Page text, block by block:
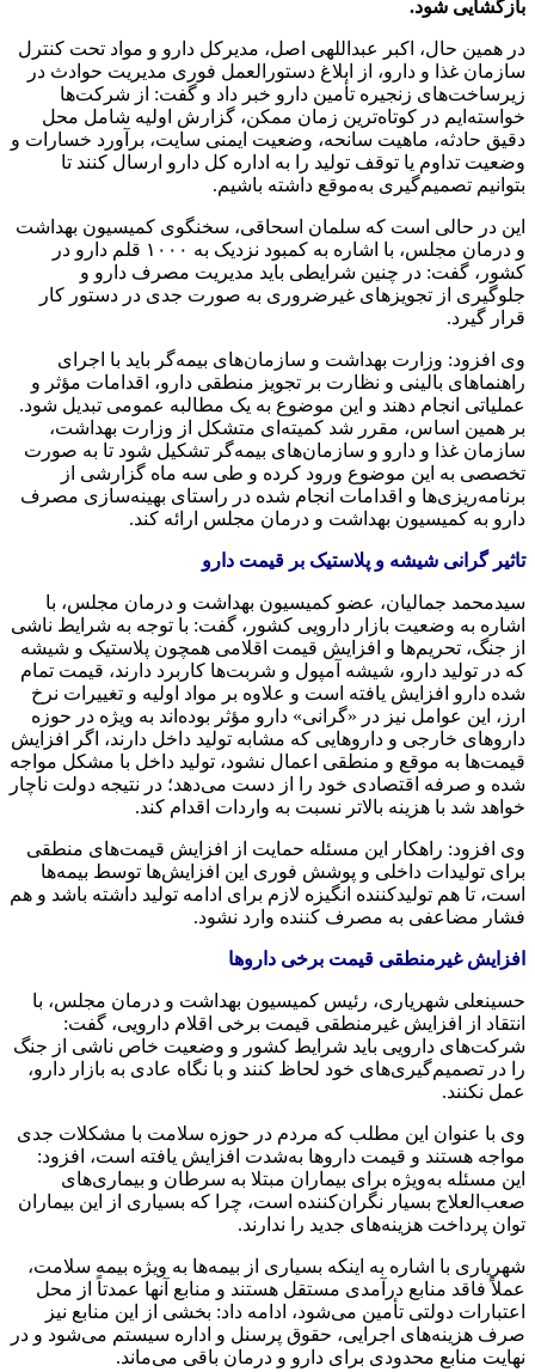
بازگشایی شود.
در همین حال، اکبر عبداللهی اصل، مدیرکل دارو و مواد تحت کنترل
سازمان غذا و دارو، از ابلاغ دستورالعمل فوری مدیریت حوادث در
زیرساخت‌های زنجیره تأمین دارو خبر داد و گفت: از شرکت‌ها
خواسته‌ایم در کوتاه‌ترین زمان ممکن، گزارش اولیه شامل محل
دقیق حادثه، ماهیت سانحه، وضعیت ایمنی سایت، برآورد خسارات و
وضعیت تداوم یا توقف تولید را به اداره کل دارو ارسال کنند تا
بتوانیم تصمیم‌گیری به‌موقع داشته باشیم.
این در حالی است که سلمان اسحاقی، سخنگوی کمیسیون بهداشت
و درمان مجلس، با اشاره به کمبود نزدیک به ۱۰۰۰ قلم دارو در
کشور، گفت: در چنین شرایطی باید مدیریت مصرف دارو و
جلوگیری از تجویزهای غیرضروری به صورت جدی در دستور کار
قرار گیرد.
وی افزود: وزارت بهداشت و سازمان‌های بیمه‌گر باید با اجرای
راهنماهای بالینی و نظارت بر تجویز منطقی دارو، اقدامات مؤثر و
عملیاتی انجام دهند و این موضوع به یک مطالبه عمومی تبدیل شود.
بر همین اساس، مقرر شد کمیته‌ای متشکل از وزارت بهداشت،
سازمان غذا و دارو و سازمان‌های بیمه‌گر تشکیل شود تا به صورت
تخصصی به این موضوع ورود کرده و طی سه ماه گزارشی از
برنامه‌ریزی‌ها و اقدامات انجام شده در راستای بهینه‌سازی مصرف
دارو به کمیسیون بهداشت و درمان مجلس ارائه کند.
تاثیر گرانی شیشه و پلاستیک بر قیمت دارو
سیدمحمد جمالیان، عضو کمیسیون بهداشت و درمان مجلس، با
اشاره به وضعیت بازار دارویی کشور، گفت: با توجه به شرایط ناشی
از جنگ، تحریم‌ها و افزایش قیمت اقلامی همچون پلاستیک و شیشه
که در تولید دارو، شیشه آمپول و شربت‌ها کاربرد دارند، قیمت تمام‌
شده دارو افزایش یافته است و علاوه بر مواد اولیه و تغییرات نرخ
ارز، این عوامل نیز در «گرانی» دارو مؤثر بوده‌اند به‌ ویژه در حوزه
داروهای خارجی و داروهایی که مشابه تولید داخل دارند، اگر افزایش
قیمت‌ها به موقع و منطقی اعمال نشود، تولید داخل با مشکل مواجه
شده و صرفه اقتصادی خود را از دست می‌دهد؛ در نتیجه دولت ناچار
خواهد شد با هزینه بالاتر نسبت به واردات اقدام کند.
وی افزود: راهکار این مسئله حمایت از افزایش قیمت‌های منطقی
برای تولیدات داخلی و پوشش فوری این افزایش‌ها توسط بیمه‌ها
است، تا هم تولیدکننده انگیزه لازم برای ادامه تولید داشته باشد و هم
فشار مضاعفی به مصرف‌ کننده وارد نشود.
افزایش غیرمنطقی قیمت برخی داروها
حسینعلی شهریاری، رئیس کمیسیون بهداشت و درمان مجلس، با
انتقاد از افزایش غیرمنطقی قیمت برخی اقلام دارویی، گفت:
شرکت‌های دارویی باید شرایط کشور و وضعیت خاص ناشی از جنگ
را در تصمیم‌گیری‌های خود لحاظ کنند و با نگاه عادی به بازار دارو،
عمل نکنند.
وی با عنوان این مطلب که مردم در حوزه سلامت با مشکلات جدی
مواجه هستند و قیمت داروها به‌شدت افزایش یافته است، افزود:
این مسئله به‌ویژه برای بیماران مبتلا به سرطان و بیماری‌های
صعب‌العلاج بسیار نگران‌کننده است، چرا که بسیاری از این بیماران
توان پرداخت هزینه‌های جدید را ندارند.
شهریاری با اشاره به اینکه بسیاری از بیمه‌ها به‌ ویژه بیمه سلامت،
عملاً فاقد منابع درآمدی مستقل هستند و منابع آنها عمدتاً از محل
اعتبارات دولتی تأمین می‌شود، ادامه داد: بخشی از این منابع نیز
صرف هزینه‌های اجرایی، حقوق پرسنل و اداره سیستم می‌شود و در
نهایت منابع محدودی برای دارو و درمان باقی می‌ماند.